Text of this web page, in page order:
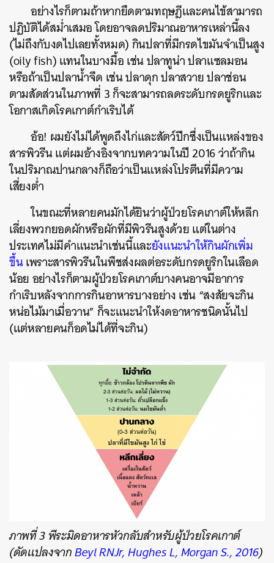
อย่างไรก็ตามถ้าหากยึดตามทฤษฎีและคนไข้สามารถ
ปฏิบัติได้สม่ำเสมอ โดยอาจลดปริมาณอาหารเหล่านี้ลง
(ไม่ถึงกับงดไปเลยทั้งหมด) กินปลาที่มีกรดไขมันจำเป็นสูง
(oily fish) แทนในบางมื้อ เช่น ปลาทูน่า ปลาแซลมอน
หรือถ้าเป็นปลาน้ำจืด เช่น ปลาดุก ปลาสวาย ปลาช่อน
ตามสัดส่วนในภาพที่ 3 ก็จะสามารถลดระดับกรดยูริกและ
โอกาสเกิดโรคเกาต์กำเริบได้
อ้อ! ผมยังไม่ได้พูดถึงไก่และสัตว์ปีกซึ่งเป็นแหล่งของ
สารพิวรีน แต่ผมอ้างอิงจากบทความในปี 2016 ว่าถ้ากิน
ในปริมาณปานกลางก็ถือว่าเป็นแหล่งโปรตีนที่มีความ
เสี่ยงต่ำ
ในขณะที่หลายคนมักได้ยินว่าผู้ป่วยโรคเกาต์ให้หลีก
เลี่ยงพวกยอดผักหรือผักที่มีพิวรีนสูงด้วย แต่ในต่าง
ประเทศไม่มีคำแนะนำเช่นนี้และยังแนะนำให้กินผักเพิ่ม
ขึ้นเพราะสารพิวรีนในพืชส่งผลต่อระดับกรดยูริกในเลือด
น้อย อย่างไรก็ตามผู้ป่วยโรคเกาต์บางคนอาจมีอาการ
กำเริบหลังจากการกินอาหารบางอย่าง เช่น “สงสัยจะกิน
หน่อไม้มาเมื่อวาน” ก็จะแนะนำให้งดอาหารชนิดนั้นไป
(แต่หลายคนก็อดไม่ได้ที่จะกิน)
ภาพที่ 3 พีระมิดอาหารหัวกลับสำหรับผู้ป่วยโรคเกาต์
(ดัดแปลงจากBeyl RNJr, Hughes L, Morgan S., 2016)